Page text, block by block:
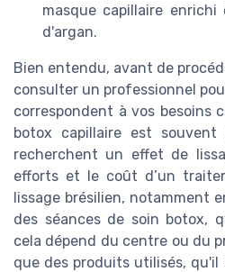
masque capillaire
d'argan.
Bien entendu, avant de
consulter un professionnel
correspondent à vos besoins
botox capillaire est
recherchent un effet de
efforts et le coût d’un
lissage brésilien, notamment
des séances de soin botox,
cela dépend du centre ou du
que des produits utilisés,